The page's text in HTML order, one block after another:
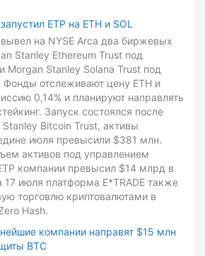
ETP на ETH и SOL
на NYSE Arca два биржевых
Stanley Ethereum Trust под
Morgan Stanley Solana Trust под
Фонды отслеживают цену ETH и
0,14% и планируют направлять
Запуск состоялся после
Bitcoin Trust, активы
июля превысили $381 млн.
активов под управлением
компании превысил $14 млрд в
17 июля платформа E*TRADE также
торговлю криптовалютами в
Hash.
компании направят $15 млн
BTC